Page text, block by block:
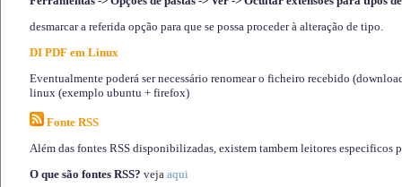
desmarcar a referida opção para que se possa proceder à alteração de tipo.
DI PDF em Linux
Eventualmente poderá ser necessário renomear o ficheiro recebido
linux (exemplo ubuntu + firefox)
Fonte RSS
Além das fontes RSS disponibilizadas, existem tambem leitores especificos
O que são fontes RSS? veja aqui